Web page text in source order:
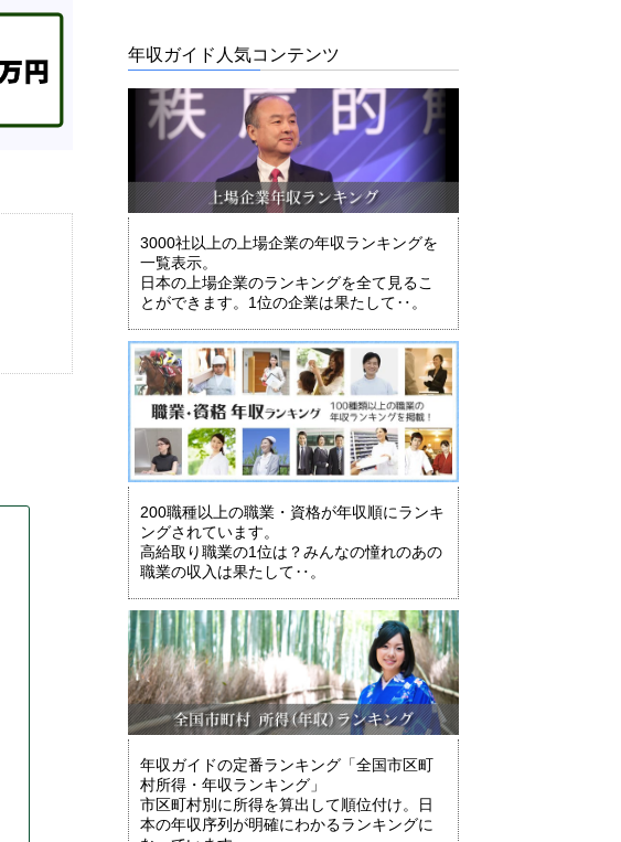
年収ガイド人気コンテンツ
3000社以上の上場企業の年収ランキングを
一覧表示。
日本の上場企業のランキングを全て見るこ
とができます。1位の企業は果たして‥。
200職種以上の職業・資格が年収順にランキ
ングされています。
高給取り職業の1位は？みんなの憧れのあの
職業の収入は果たして‥。
年収ガイドの定番ランキング「全国市区町
村所得・年収ランキング」
市区町村別に所得を算出して順位付け。日
本の年収序列が明確にわかるランキングに